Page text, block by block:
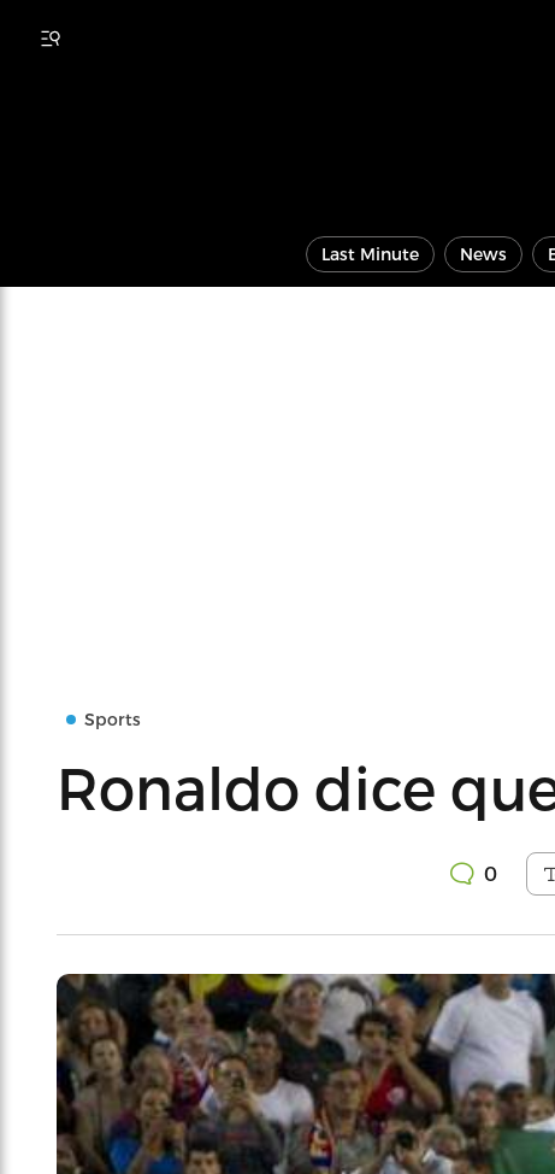
Last Minute News
Sports
Ronaldo dice
0